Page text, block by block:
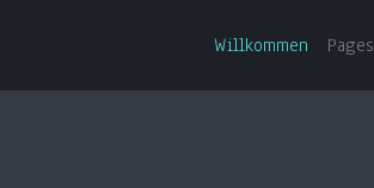
Willkommen Pages